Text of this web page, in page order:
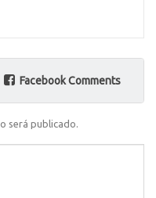
Facebook Comments
será publicado.